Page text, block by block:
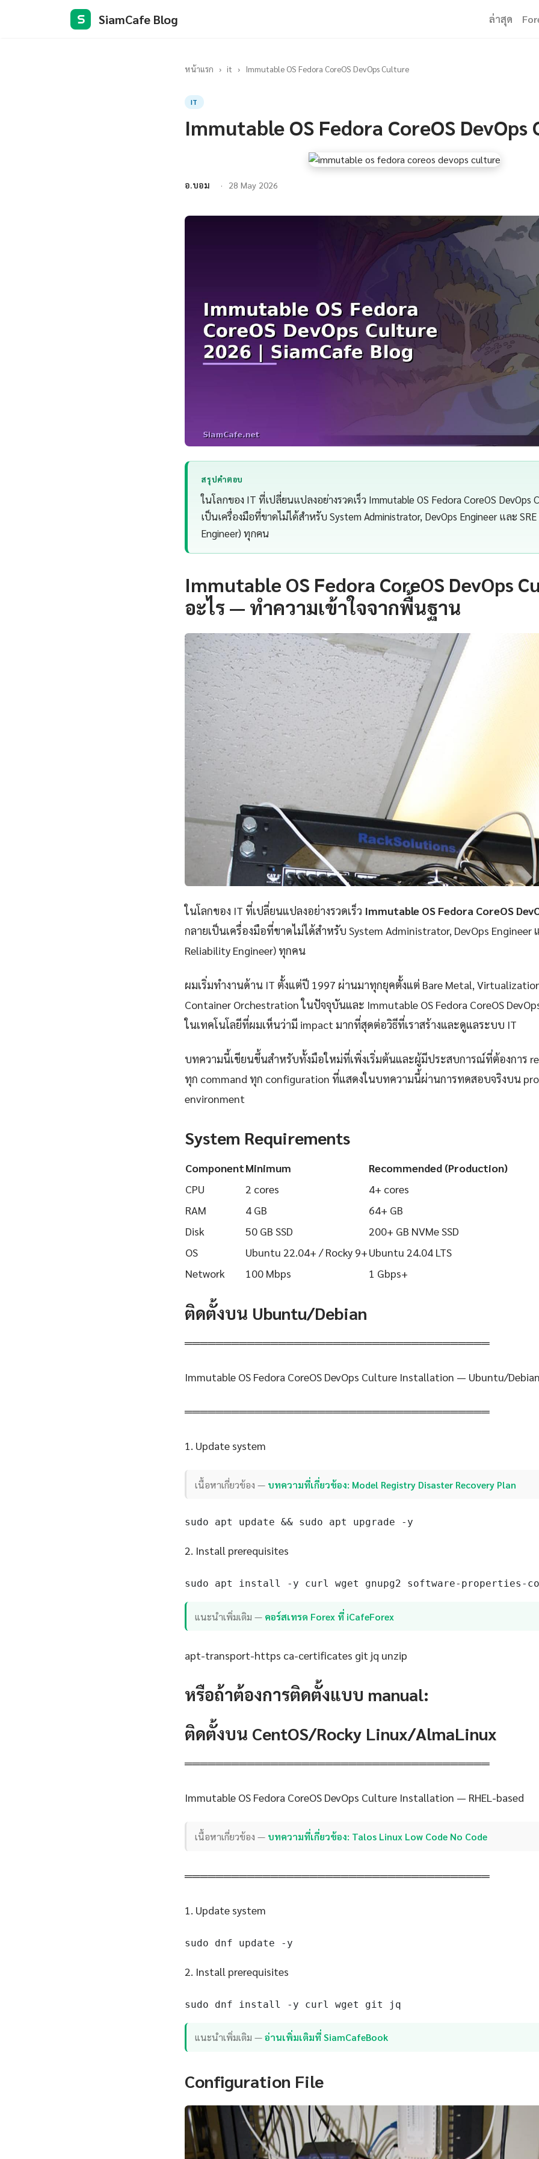
S SiamCafe Blog ล่าสุด
หน้าแรก › it › Immutable OS Fedora CoreOS DevOps Culture
IT
Immutable OS Fedora CoreOS
อ.บอม 28 May 2026
สรุปคำตอบ
ในโลกของ IT ที่เปลี่ยนแปลงอย่างรวดเร็ว Immutable OS Fedora CoreOS DevOps
เป็นเครื่องมือที่ขาดไม่ได้สำหรับ System Administrator, DevOps Engineer และ
Engineer) ทุกคน
Immutable OS Fedora CoreOS DevOps
อะไร — ทำความเข้าใจจากพื้นฐาน
ในโลกของ IT ที่เปลี่ยนแปลงอย่างรวดเร็ว Immutable OS Fedora CoreOS
กลายเป็นเครื่องมือที่ขาดไม่ได้สำหรับ System Administrator, DevOps Engineer
Reliability Engineer) ทุกคน
ผมเริ่มทำงานด้าน IT ตั้งแต่ปี 1997 ผ่านมาทุกยุคตั้งแต่ Bare Metal,
Container Orchestration ในปัจจุบันและ Immutable OS Fedora CoreOS
ในเทคโนโลยีที่ผมเห็นว่ามี impact มากที่สุดต่อวิธีที่เราสร้างและดูแลระบบ IT
บทความนี้เขียนขึ้นสำหรับทั้งมือใหม่ที่เพิ่งเริ่มต้นและผู้มีประสบการณ์ที่ต้องการ
ทุก command ทุก configuration ที่แสดงในบทความนี้ผ่านการทดสอบจริงบน
environment
System Requirements
ComponentMinimum
Recommended (Production)
CPU
2 cores
4+ cores
RAM
4 GB
64+ GB
Disk
50 GB SSD
200+ GB NVMe SSD
OS
Ubuntu 22.04+ / Rocky 9+Ubuntu 24.04 LTS
Network
100 Mbps 1 Gbps+
ติดตั้งบน Ubuntu/Debian
═══════════════════════════════════════
Immutable OS Fedora CoreOS DevOps Culture Installation — Ubuntu/Debian
═══════════════════════════════════════
1. Update system
เนื้อหาเกี่ยวข้อง — บทความที่เกี่ยวข้อง: Model Registry Disaster Recovery Plan
sudo apt update && sudo apt upgrade -y
2. Install prerequisites
sudo apt install -y curl wget gnupg2 software-properties-
แนะนำเพิ่มเติม — คอร์สเทรด Forex ที่ iCafeForex
apt-transport-https ca-certificates git jq unzip
หรือถ้าต้องการติดตั้งแบบ manual:
ติดตั้งบน CentOS/Rocky Linux/AlmaLinux
═══════════════════════════════════════
Immutable OS Fedora CoreOS DevOps Culture Installation — RHEL-based
เนื้อหาเกี่ยวข้อง — บทความที่เกี่ยวข้อง: Talos Linux Low Code No Code
═══════════════════════════════════════
1. Update system
sudo dnf update -y
2. Install prerequisites
sudo dnf install -y curl wget git jq
แนะนำเพิ่มเติม —อ่านเพิ่มเติมที่ SiamCafeBook
Configuration File